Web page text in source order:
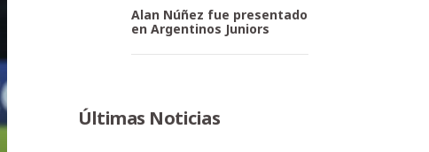
Alan Núñez fue presentado
en Argentinos Juniors
Últimas Noticias